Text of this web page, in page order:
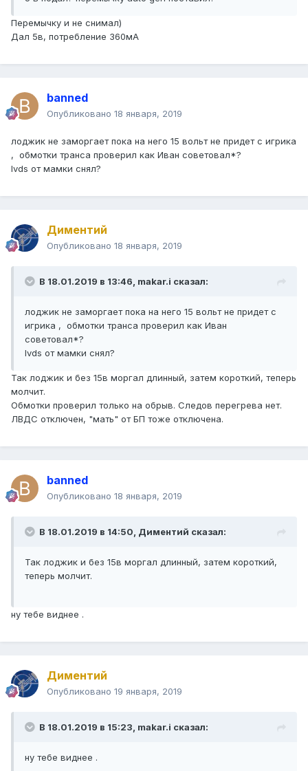
Перемычку и не снимал)
Дал 5в, потребление 360мА
banned
Опубликовано 18 января, 2019
лоджик не заморгает пока на него 15 вольт не придет с игрика
, обмотки транса проверил как Иван советовал*?
lvds от мамки снял?
Диментий
Опубликовано 18 января, 2019
В 18.01.2019 в 13:46, makar.i сказал:
лоджик не заморгает пока на него 15 вольт не придет с
игрика , обмотки транса проверил как Иван
советовал*?
lvds от мамки снял?
Так лоджик и без 15в моргал длинный, затем короткий, теперь
молчит.
Обмотки проверил только на обрыв. Следов перегрева нет.
ЛВДС отключен, "мать" от БП тоже отключена.
banned
Опубликовано 18 января, 2019
В 18.01.2019 в 14:50, Диментий сказал:
Так лоджик и без 15в моргал длинный, затем короткий,
теперь молчит.
ну тебе виднее .
Диментий
Опубликовано 19 января, 2019
В 18.01.2019 в 15:23, makar.i сказал:
ну тебе виднее .